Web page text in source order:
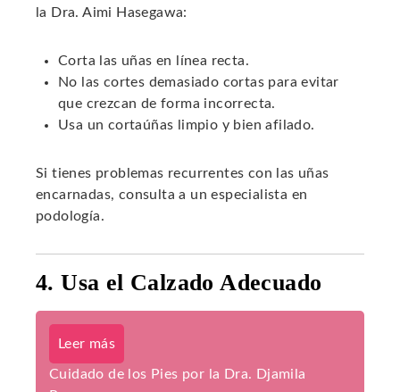
la Dra. Aimi Hasegawa:
Corta las uñas en línea recta.
No las cortes demasiado cortas para evitar
que crezcan de forma incorrecta.
Usa un cortaúñas limpio y bien afilado.
Si tienes problemas recurrentes con las uñas
encarnadas, consulta a un especialista en
podología.
4. Usa el Calzado Adecuado
Leer más
Cuidado de los Pies por la Dra. Djamila